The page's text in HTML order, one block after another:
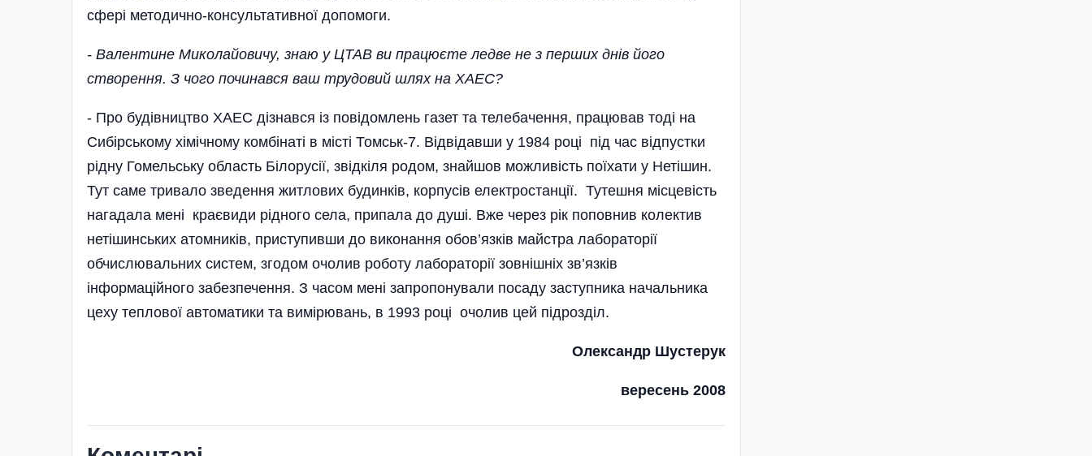
сфері методично-консультативної допомоги.
- Валентине Миколайовичу, знаю у ЦТАВ ви працюєте ледве не з перших днів його
створення. З чого починався ваш трудовий шлях на ХАЕС?
- Про будівництво ХАЕС дізнався із повідомлень газет та телебачення, працював тоді на
Сибірському хімічному комбінаті в місті Томськ-7. Відвідавши у 1984 році під час відпустки
рідну Гомельську область Білорусії, звідкіля родом, знайшов можливість поїхати у Нетішин.
Тут саме тривало зведення житлових будинків, корпусів електростанції. Тутешня місцевість
нагадала мені краєвиди рідного села, припала до душі. Вже через рік поповнив колектив
нетішинських атомників, приступивши до виконання обов’язків майстра лабораторії
обчислювальних систем, згодом очолив роботу лабораторії зовнішніх зв’язків
інформаційного забезпечення. З часом мені запропонували посаду заступника начальника
цеху теплової автоматики та вимірювань, в 1993 році очолив цей підрозділ.
Олександр Шустерук
вересень 2008